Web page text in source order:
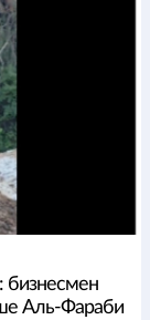
бизнесмен
Аль-Фараби